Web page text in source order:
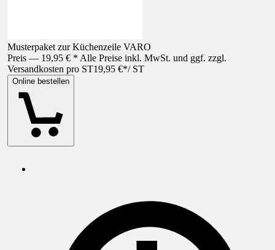
Musterpaket zur Küchenzeile VARO
Preis — 19,95 € * Alle Preise inkl. MwSt. und ggf. zzgl.
Versandkosten pro ST19,95 €*/ ST
Online bestellen